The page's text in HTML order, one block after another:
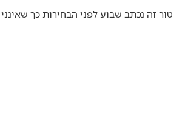
טור זה נכתב שבוע לפני הבחירות כך